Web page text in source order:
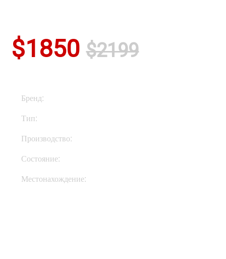
$1850$2199
Бренд:
Тип:
Производство:
Состояние:
Местонахождение: